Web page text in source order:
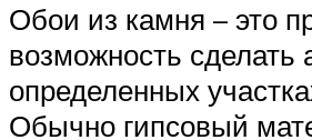
Обои из камня – это
возможность сделать
определенных
Обычно гипсовый